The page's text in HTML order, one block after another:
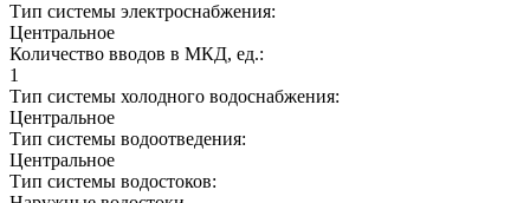
Тип системы электроснабжения:
Центральное
Количество вводов в МКД, ед.:
1
Тип системы холодного водоснабжения:
Центральное
Тип системы водоотведения:
Центральное
Тип системы водостоков: